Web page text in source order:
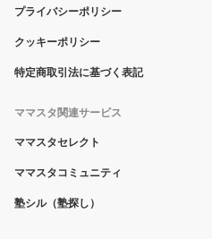
プライバシーポリシー
クッキーポリシー
特定商取引法に基づく表記
ママスタ関連サービス
ママスタセレクト
ママスタコミュニティ
塾シル（塾探し）